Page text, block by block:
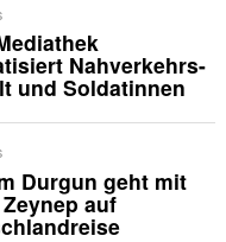
Nahverkehrs-
und Soldatinnen
Durgun geht mit
auf